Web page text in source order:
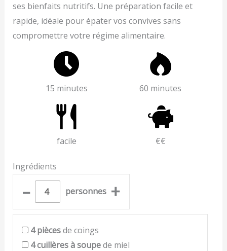
ses bienfaits nutritifs. Une préparation facile et
rapide, idéale pour épater vos convives sans
compromettre votre régime alimentaire.
15 minutes 60 minutes
facile €€
Ingrédients
– personnes +
4 piècesde coings
4cuillères à soupede miel